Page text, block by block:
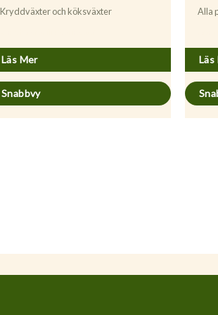
Kryddväxter och köksväxter
Läs Mer
Snabbvy
Alla
Läs